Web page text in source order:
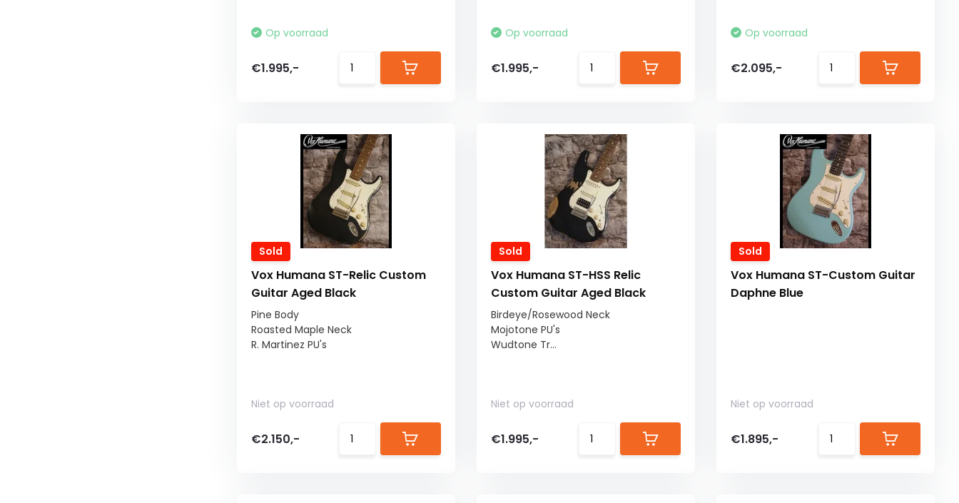
Op voorraad
€1.995,-
Op voorraad
€1.995,-
Op voorraad
€2.095,-
Sold
Vox Humana ST-Relic Custom
Guitar Aged Black
Pine Body
Roasted Maple Neck
R. Martinez PU's
Niet op voorraad
€2.150,-
Sold
Vox Humana ST-HSS Relic
Custom Guitar Aged Black
Birdeye/Rosewood Neck
Mojotone PU's
Wudtone Tr...
Niet op voorraad
€1.995,-
Sold
Vox Humana ST-Custom Guitar
Daphne Blue
Niet op voorraad
€1.895,-